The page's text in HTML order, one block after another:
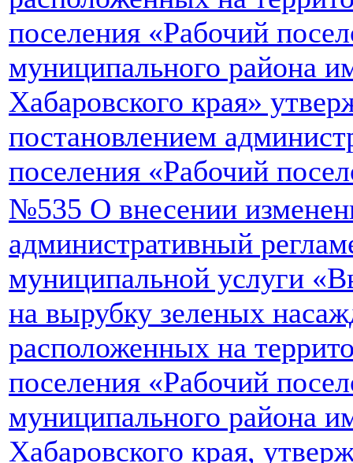
поселения «Рабочий
муниципального района
Хабаровского края»
постановлением
поселения «Рабочий
№535 О внесении
административный
муниципальной услуги
на вырубку зеленых
расположенных на
поселения «Рабочий
муниципального района
Хабаровского края,